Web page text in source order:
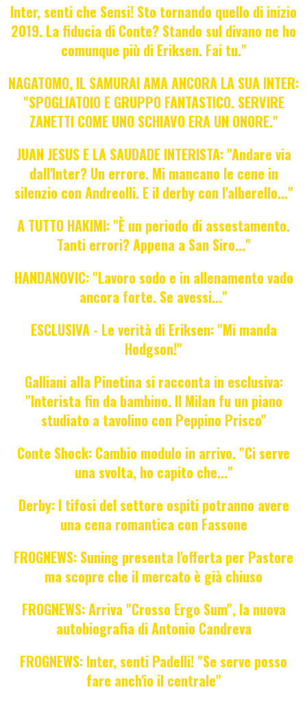
Inter, senti che Sensi! Sto tornando quello di inizio
2019. La fiducia di Conte? Stando sul divano ne ho
comunque più di Eriksen. Fai tu."
NAGATOMO, IL SAMURAI AMA ANCORA LA SUA INTER:
"SPOGLIATOIO E GRUPPO FANTASTICO. SERVIRE
ZANETTI COME UNO SCHIAVO ERA UN ONORE."
JUAN JESUS E LA SAUDADE INTERISTA: "Andare via
dall'Inter? Un errore. Mi mancano le cene in
silenzio con Andreolli. E il derby con l'alberello..."
A TUTTO HAKIMI: "È un periodo di assestamento.
Tanti errori? Appena a San Siro..."
HANDANOVIC: "Lavoro sodo e in allenamento vado
ancora forte. Se avessi..."
ESCLUSIVA - Le verità di Eriksen: "Mi manda
Hodgson!"
Galliani alla Pinetina si racconta in esclusiva:
"Interista fin da bambino. Il Milan fu un piano
studiato a tavolino con Peppino Prisco"
Conte Shock: Cambio modulo in arrivo. "Ci serve
una svolta, ho capito che..."
Derby: I tifosi del settore ospiti potranno avere
una cena romantica con Fassone
FROGNEWS: Suning presenta l'offerta per Pastore
ma scopre che il mercato è già chiuso
FROGNEWS: Arriva "Crosso Ergo Sum", la nuova
autobiografia di Antonio Candreva
FROGNEWS: Inter, senti Padelli! "Se serve posso
fare anch'io il centrale"